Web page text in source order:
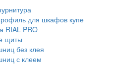
для шкафов купе
RIAL PRO
щиты
без клея
с клеем